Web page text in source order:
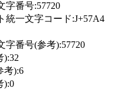
字番号:57720
統一文字コード:J+57A4
字番号(参考):57720
):32
考):6
):0